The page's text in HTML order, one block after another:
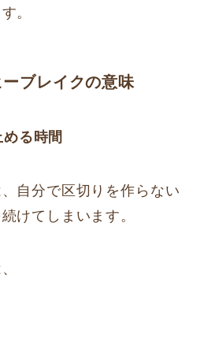
。
ブレイクの意味
る時間
自分で区切りを作らない
けてしまいます。